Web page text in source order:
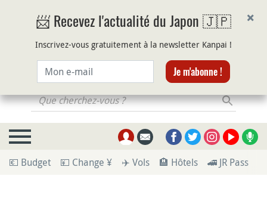
Que cherchez-vous ?
💶 Budget 💴 Change ¥ ✈️ Vols 🏨 Hôtels 🚄 JR Pass
×
📨 Recevez l'actualité du Japon 🇯🇵
Inscrivez-vous gratuitement à la newsletter Kanpai !
Je m'abonne !